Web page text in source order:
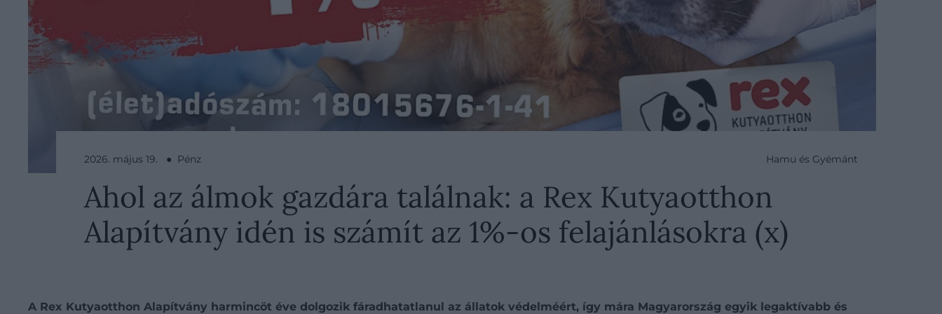
2026. május 19. ● Pénz Hamu és Gyémánt
Ahol az álmok gazdára találnak: a Rex Kutyaotthon
Alapítvány idén is számít az 1%-os felajánlásokra (x)
A Rex Kutyaotthon Alapítvány harmincöt éve dolgozik fáradhatatlanul az állatok védelméért, így mára Magyarország egyik legaktívabb és